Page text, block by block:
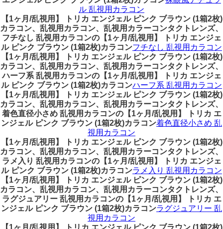
ル 乱視用カラコン
【1ヶ月/乱視用】 トリカ エンジェル ピンク ブラウン (1箱2枚)
カラコン、乱視用カラコン、乱視用カラーコンタクトレンズ、
フチなし 乱視用カラコンの【1ヶ月/乱視用】 トリカ エンジェ
ル ピンク ブラウン (1箱2枚)カラコンフチなし 乱視用カラコン
【1ヶ月/乱視用】 トリカ エンジェル ピンク ブラウン (1箱2枚)
カラコン、乱視用カラコン、乱視用カラーコンタクトレンズ、
ハーフ系 乱視用カラコンの【1ヶ月/乱視用】 トリカ エンジェ
ル ピンク ブラウン (1箱2枚)カラコンハーフ系 乱視用カラコン
【1ヶ月/乱視用】 トリカ エンジェル ピンク ブラウン (1箱2枚)
カラコン、乱視用カラコン、乱視用カラーコンタクトレンズ、
着色直径小さめ 乱視用カラコンの【1ヶ月/乱視用】 トリカ エ
ンジェル ピンク ブラウン (1箱2枚)カラコン着色直径小さめ 乱
視用カラコン
【1ヶ月/乱視用】 トリカ エンジェル ピンク ブラウン (1箱2枚)
カラコン、乱視用カラコン、乱視用カラーコンタクトレンズ、
ラメ入り 乱視用カラコンの【1ヶ月/乱視用】 トリカ エンジェ
ル ピンク ブラウン (1箱2枚)カラコンラメ入り 乱視用カラコン
【1ヶ月/乱視用】 トリカ エンジェル ピンク ブラウン (1箱2枚)
カラコン、乱視用カラコン、乱視用カラーコンタクトレンズ、
ラグジュアリー 乱視用カラコンの【1ヶ月/乱視用】 トリカ エ
ンジェル ピンク ブラウン (1箱2枚)カラコンラグジュアリー 乱
視用カラコン